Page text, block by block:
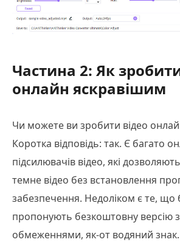
Частина 2: Як
онлайн яскравішим
Чи можете ви зробити відео
Коротка відповідь: так. Є багато
підсилювачів відео, які
темне відео без встановлення
забезпечення. Недоліком є те, що
пропонують безкоштовну версію
обмеженнями, як-от водяний